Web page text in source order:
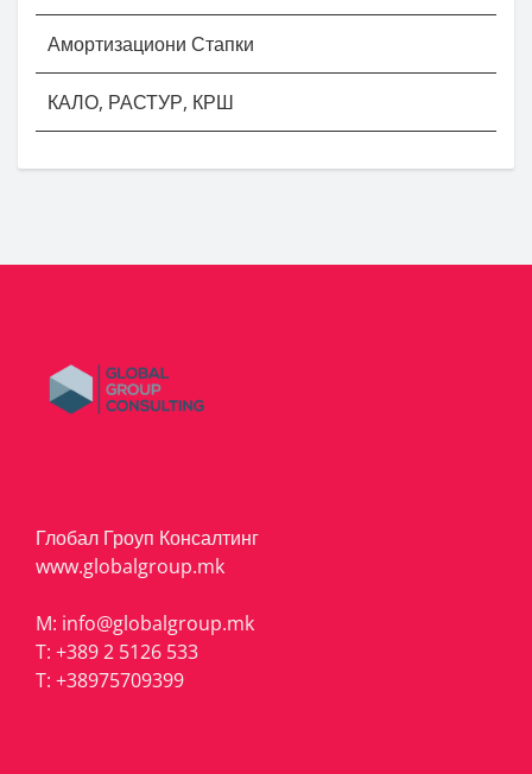
Амортизациони Стапки
КАЛО, РАСТУР, КРШ
Глобал Гроуп Консалтинг
www.globalgroup.mk
M: info@globalgroup.mk
T: +389 2 5126 533
T: +38975709399